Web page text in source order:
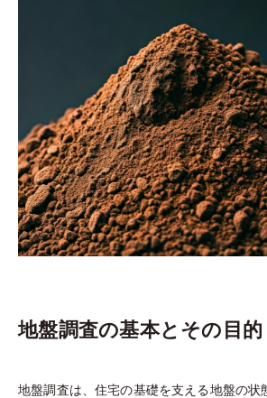
地盤調査の基本とその目的
地盤調査は、住宅の基礎を支える地盤の状